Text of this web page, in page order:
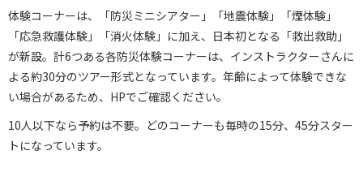
体験コーナーは、「防災ミニシアター」「地震体験」「煙体験」
「応急救護体験」「消火体験」に加え、日本初となる「救出救助」
が新設。計6つある各防災体験コーナーは、インストラクターさんに
よる約30分のツアー形式となっています。年齢によって体験できな
い場合があるため、HPでご確認ください。
10人以下なら予約は不要。どのコーナーも毎時の15分、45分スター
トになっています。